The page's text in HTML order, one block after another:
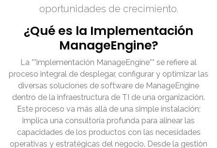
oportunidades de crecimiento.
¿Qué es la Implementación
ManageEngine?
La **implementación ManageEngine** se refiere al
proceso integral de desplegar, configurar y optimizar las
diversas soluciones de software de ManageEngine
dentro de la infraestructura de TI de una organización.
Este proceso va más allá de una simple instalación;
implica una consultoría profunda para alinear las
capacidades de los productos con las necesidades
operativas y estratégicas del negocio. Desde la gestión